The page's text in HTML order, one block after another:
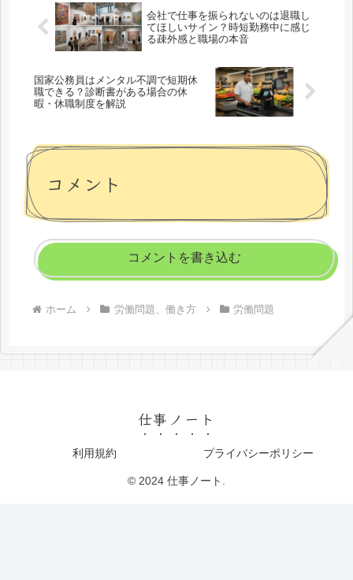
会社で仕事を振られないのは退職し
てほしいサイン？時短勤務中に感じ
る疎外感と職場の本音
国家公務員はメンタル不調で短期休
職できる？診断書がある場合の休
暇・休職制度を解説
コメント
コメントを書き込む
ホーム 労働問題、働き方 労働問題
仕事ノート
利用規約 プライバシーポリシー
© 2024 仕事ノート.